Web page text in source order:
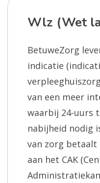
Wlz (Wet
BetuweZorg
indicatie
van een meer
waarbij 24-uurs
nabijheid nodig
van zorg betaalt
aan het CAK